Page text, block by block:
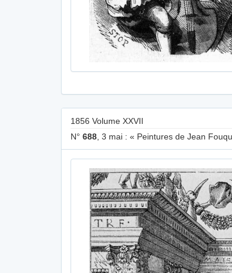
1856 Volume XXVII
N° 688 , 3 mai : « Peintures de Jean